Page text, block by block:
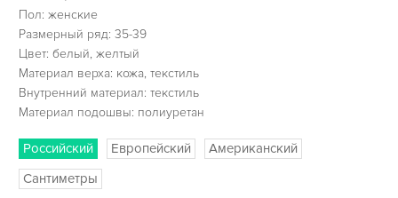
Пол: женские
Размерный ряд: 35-39
Цвет: белый, желтый
Материал верха: кожа, текстиль
Внутренний материал: текстиль
Материал подошвы: полиуретан
Российский Европейский
Американский
Сантиметры